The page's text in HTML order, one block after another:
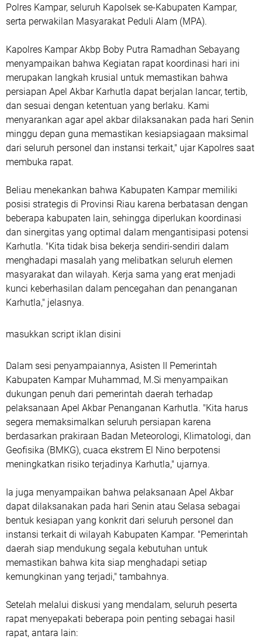
Polres Kampar, seluruh Kapolsek se-Kabupaten Kampar,
serta perwakilan Masyarakat Peduli Alam (MPA).
Kapolres Kampar Akbp Boby Putra Ramadhan Sebayang
menyampaikan bahwa Kegiatan rapat koordinasi hari ini
merupakan langkah krusial untuk memastikan bahwa
persiapan Apel Akbar Karhutla dapat berjalan lancar, tertib,
dan sesuai dengan ketentuan yang berlaku. Kami
menyarankan agar apel akbar dilaksanakan pada hari Senin
minggu depan guna memastikan kesiapsiagaan maksimal
dari seluruh personel dan instansi terkait," ujar Kapolres saat
membuka rapat.
Beliau menekankan bahwa Kabupaten Kampar memiliki
posisi strategis di Provinsi Riau karena berbatasan dengan
beberapa kabupaten lain, sehingga diperlukan koordinasi
dan sinergitas yang optimal dalam mengantisipasi potensi
Karhutla. "Kita tidak bisa bekerja sendiri-sendiri dalam
menghadapi masalah yang melibatkan seluruh elemen
masyarakat dan wilayah. Kerja sama yang erat menjadi
kunci keberhasilan dalam pencegahan dan penanganan
Karhutla," jelasnya.
masukkan script iklan disini
Dalam sesi penyampaiannya, Asisten II Pemerintah
Kabupaten Kampar Muhammad, M.Si menyampaikan
dukungan penuh dari pemerintah daerah terhadap
pelaksanaan Apel Akbar Penanganan Karhutla. "Kita harus
segera memaksimalkan seluruh persiapan karena
berdasarkan prakiraan Badan Meteorologi, Klimatologi, dan
Geofisika (BMKG), cuaca ekstrem El Nino berpotensi
meningkatkan risiko terjadinya Karhutla," ujarnya.
Ia juga menyampaikan bahwa pelaksanaan Apel Akbar
dapat dilaksanakan pada hari Senin atau Selasa sebagai
bentuk kesiapan yang konkrit dari seluruh personel dan
instansi terkait di wilayah Kabupaten Kampar. "Pemerintah
daerah siap mendukung segala kebutuhan untuk
memastikan bahwa kita siap menghadapi setiap
kemungkinan yang terjadi," tambahnya.
Setelah melalui diskusi yang mendalam, seluruh peserta
rapat menyepakati beberapa poin penting sebagai hasil
rapat, antara lain: